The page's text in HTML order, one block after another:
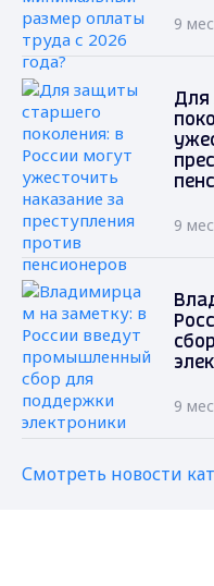
9
Для
9
9
Смотреть новости